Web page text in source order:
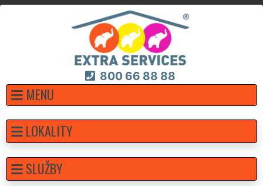
800 66 88 88
MENU
LOKALITY
SLUŽBY